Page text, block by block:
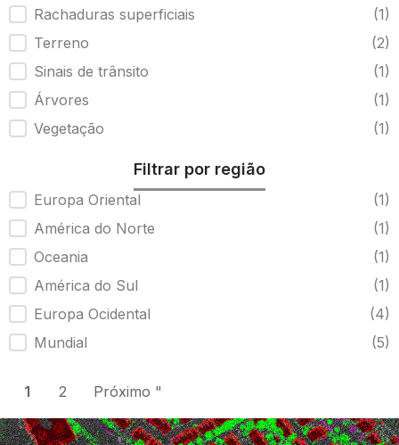
Rachaduras superficiais
(1)
Terreno
(2)
Sinais de trânsito
(1)
Árvores
(1)
Vegetação
(1)
Filtrar por região
Região do detector iTwin
Europa Oriental
(1)
América do Norte
(1)
Oceania
(1)
América do Sul
(1)
Europa Ocidental
(4)
Mundial
(5)
1 2 Próximo "